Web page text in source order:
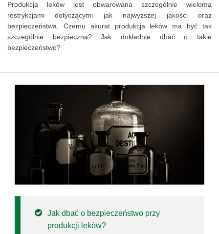
Produkcja leków jest obwarowana szczególnie wieloma
restrykcjami dotyczącymi jak najwyższej jakości oraz
bezpieczeństwa. Czemu akurat produkcja leków ma być tak
szczególnie bezpieczna? Jak dokładnie dbać o takie
bezpieczeństwo?
Jak dbać o bezpieczeństwo przy
produkcji leków?